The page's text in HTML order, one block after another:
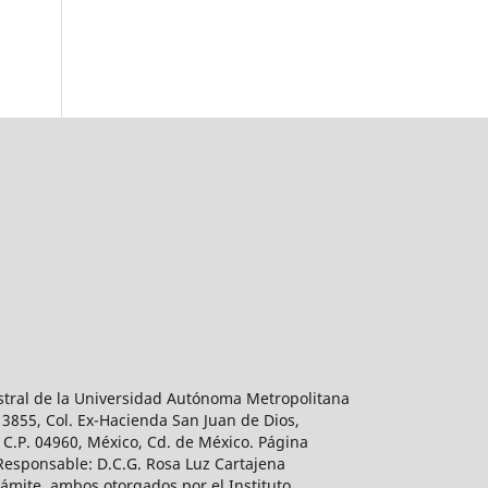
de la Universidad Autónoma Metropolitana
Col. Ex-Hacienda San Juan de Dios,
04960, México, Cd. de México. Página
D.C.G. Rosa Luz Cartajena